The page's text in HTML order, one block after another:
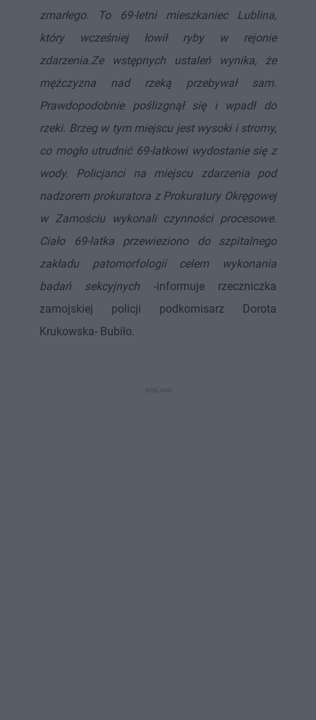
zmarłego. To 69-letni mieszkaniec Lublina,
który wcześniej łowił ryby w rejonie
zdarzenia.Ze wstępnych ustaleń wynika, że
mężczyzna nad rzeką przebywał sam.
Prawdopodobnie poślizgnął się i wpadł do
rzeki. Brzeg w tym miejscu jest wysoki i stromy,
co mogło utrudnić 69-latkowi wydostanie się z
wody. Policjanci na miejscu zdarzenia pod
nadzorem prokuratora z Prokuratury Okręgowej
w Zamościu wykonali czynności procesowe.
Ciało 69-latka przewieziono do szpitalnego
zakładu patomorfologii celem wykonania
badań sekcyjnych -informuje rzeczniczka
zamojskiej policji podkomisarz Dorota
Krukowska- Bubiło.